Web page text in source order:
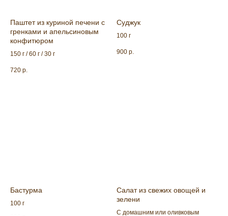
Паштет из куриной печени с
гренками и апельсиновым
конфитюром
150 г / 60 г / 30 г
720 р.
Суджук
100 г
900 р.
Бастурма
100 г
Салат из свежих овощей и
зелени
С домашним или оливковым